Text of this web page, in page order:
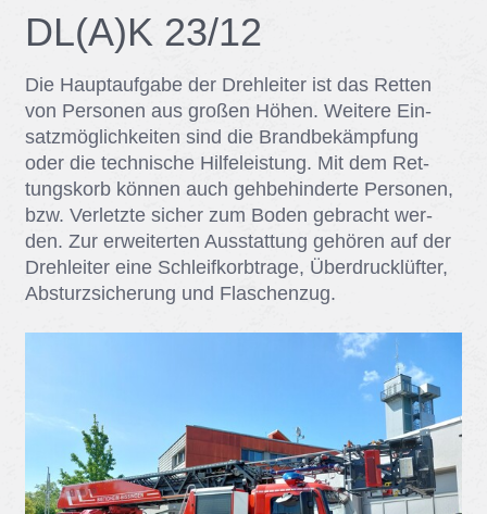
DL(A)K 23/​12
Die Haupt­auf­ga­be der Dreh­lei­ter ist das Ret­ten
von Per­so­nen aus gro­ßen Hö­hen. Wei­te­re Ein­
satz­mög­lich­kei­ten sind die Brand­be­kämp­fung
oder die tech­ni­sche Hil­fe­leis­tung. Mit dem Ret­
tungs­korb kön­nen auch geh­be­hin­der­te Per­so­nen,
bzw. Ver­letz­te si­cher zum Bo­den ge­bracht wer­
den. Zur er­wei­ter­ten Aus­stat­tung ge­hö­ren auf der
Dreh­lei­ter eine Schleif­korb­tra­ge, Über­druck­lüf­ter,
Ab­sturz­si­che­rung und Fla­schen­zug.